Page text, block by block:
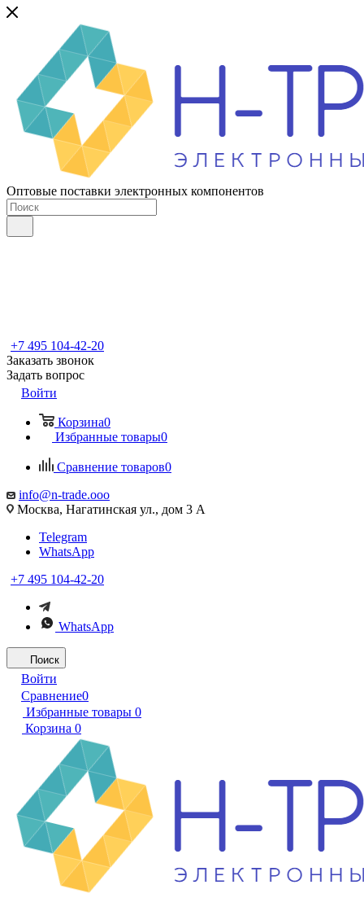
Оптовые поставки электронных компонентов
+7 495 104-42-20
Заказать звонок
Задать вопрос
Войти
Корзина0
Избранные товары0
Сравнение товаров0
info@n-trade.ooo
Москва, Нагатинская ул., дом 3 А
Telegram
WhatsApp
+7 495 104-42-20
WhatsApp
Поиск
Войти
Сравнение0
Избранные товары 0
Корзина 0